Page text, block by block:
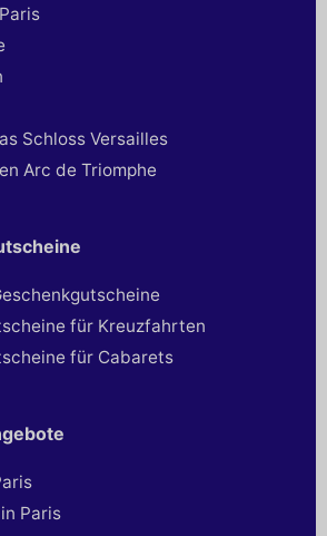
Schloss Versailles
Arc de Triomphe
für Kreuzfahrten
für Cabarets
Paris